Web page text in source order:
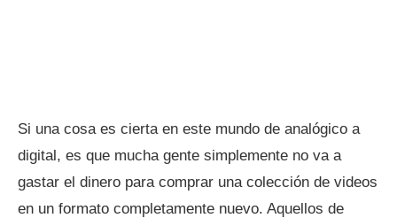
Si una cosa es cierta en este mundo de analógico a
digital, es que mucha gente simplemente no va a
gastar el dinero para comprar una colección de videos
en un formato completamente nuevo. Aquellos de